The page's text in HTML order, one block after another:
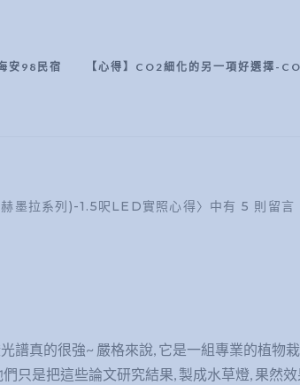
【心得】CO2細化的另一項好選擇-
安98民宿
墨拉系列)-1.5呎LED實照心得〉中有 5 則留言
譜真的很強~ 嚴格來說, 它是一組專業的植物
只是把這些論文研究結果, 製成水草燈, 果然